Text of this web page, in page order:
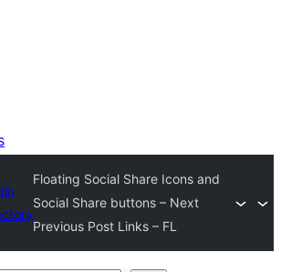
Floating Social Share Icons and
Social Share buttons – Next
Previous Post Links – FL